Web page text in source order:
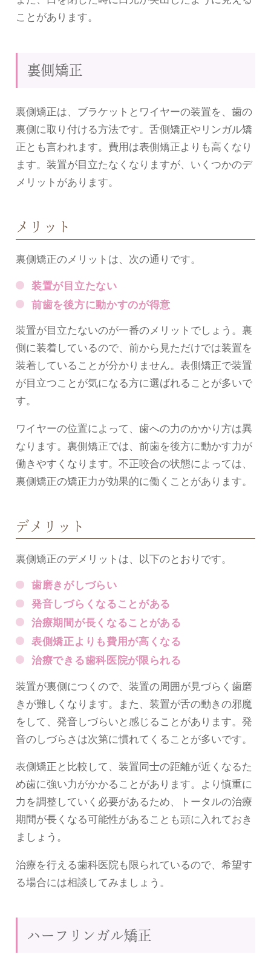
ことがあります。
裏側矯正
裏側矯正は、ブラケットとワイヤーの装置を、歯の
裏側に取り付ける方法です。舌側矯正やリンガル矯
正とも言われます。費用は表側矯正よりも高くなり
ます。装置が目立たなくなりますが、いくつかのデ
メリットがあります。
メリット
裏側矯正のメリットは、次の通りです。
装置が目立たない
前歯を後方に動かすのが得意
装置が目立たないのが一番のメリットでしょう。裏
側に装着しているので、前から見ただけでは装置を
装着していることが分かりません。表側矯正で装置
が目立つことが気になる方に選ばれることが多いで
す。
ワイヤーの位置によって、歯への力のかかり方は異
なります。裏側矯正では、前歯を後方に動かす力が
働きやすくなります。不正咬合の状態によっては、
裏側矯正の矯正力が効果的に働くことがあります。
デメリット
裏側矯正のデメリットは、以下のとおりです。
歯磨きがしづらい
発音しづらくなることがある
治療期間が長くなることがある
表側矯正よりも費用が高くなる
治療できる歯科医院が限られる
装置が裏側につくので、装置の周囲が見づらく歯磨
きが難しくなります。また、装置が舌の動きの邪魔
をして、発音しづらいと感じることがあります。発
音のしづらさは次第に慣れてくることが多いです。
表側矯正と比較して、装置同士の距離が近くなるた
め歯に強い力がかかることがあります。より慎重に
力を調整していく必要があるため、トータルの治療
期間が長くなる可能性があることも頭に入れておき
ましょう。
治療を行える歯科医院も限られているので、希望す
る場合には相談してみましょう。
ハーフリンガル矯正